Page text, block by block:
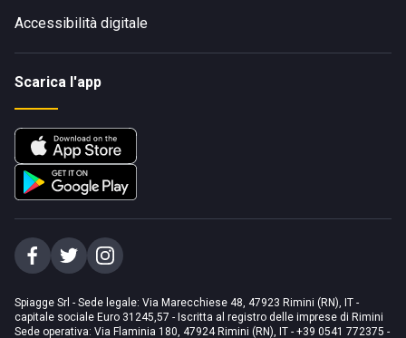
Accessibilità digitale
Scarica l'app
Spiagge Srl - Sede legale: Via Marecchiese 48, 47923 Rimini (RN), IT -
capitale sociale Euro 31245,57 - Iscritta al registro delle imprese di Rimini
Sede operativa: Via Flaminia 180, 47924 Rimini (RN), IT - +39 0541 772375 -